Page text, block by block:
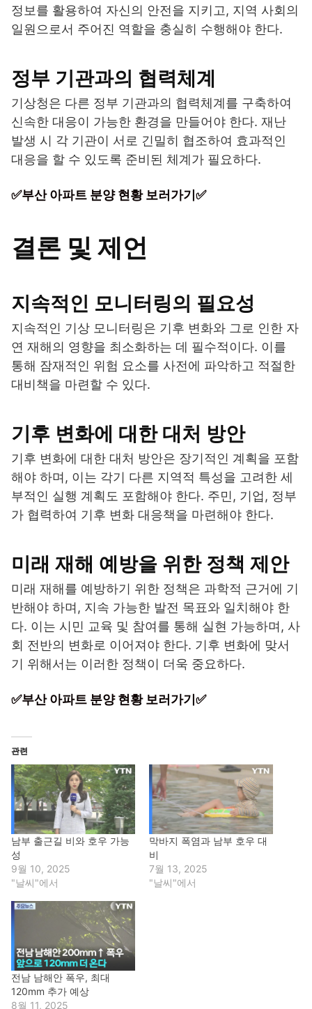
정보를 활용하여 자신의 안전을 지키고, 지역 사회의
일원으로서 주어진 역할을 충실히 수행해야 한다.
정부 기관과의 협력체계
기상청은 다른 정부 기관과의 협력체계를 구축하여
신속한 대응이 가능한 환경을 만들어야 한다. 재난
발생 시 각 기관이 서로 긴밀히 협조하여 효과적인
대응을 할 수 있도록 준비된 체계가 필요하다.
✅부산 아파트 분양 현황 보러가기✅
결론 및 제언
지속적인 모니터링의 필요성
지속적인 기상 모니터링은 기후 변화와 그로 인한 자
연 재해의 영향을 최소화하는 데 필수적이다. 이를
통해 잠재적인 위험 요소를 사전에 파악하고 적절한
대비책을 마련할 수 있다.
기후 변화에 대한 대처 방안
기후 변화에 대한 대처 방안은 장기적인 계획을 포함
해야 하며, 이는 각기 다른 지역적 특성을 고려한 세
부적인 실행 계획도 포함해야 한다. 주민, 기업, 정부
가 협력하여 기후 변화 대응책을 마련해야 한다.
미래 재해 예방을 위한 정책 제안
미래 재해를 예방하기 위한 정책은 과학적 근거에 기
반해야 하며, 지속 가능한 발전 목표와 일치해야 한
다. 이는 시민 교육 및 참여를 통해 실현 가능하며, 사
회 전반의 변화로 이어져야 한다. 기후 변화에 맞서
기 위해서는 이러한 정책이 더욱 중요하다.
✅부산 아파트 분양 현황 보러가기✅
관련
남부 출근길 비와 호우 가능
성
9월 10, 2025
"날씨"에서
막바지 폭염과 남부 호우 대
비
7월 13, 2025
"날씨"에서
전남 남해안 폭우, 최대
120mm 추가 예상
8월 11, 2025